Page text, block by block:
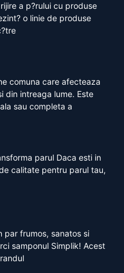
a p?rului cu produse
o linie de produse
comuna care afecteaza
din intreaga lume. Este
sau completa a
parul Daca esti in
calitate pentru parul tau,
par frumos, sanatos si
samponul Simplik! Acest